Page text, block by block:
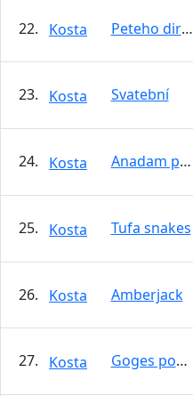
22. Kosta Peteho direct
23. Kosta Svatební
24. Kosta Anadam papadam
25. Kosta Tufa snakes
26. Kosta Amberjack
27. Kosta Goges power